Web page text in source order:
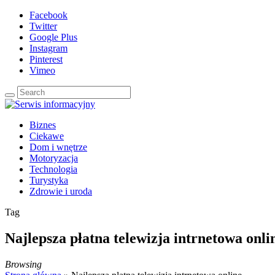
Facebook
Twitter
Google Plus
Instagram
Pinterest
Vimeo
Biznes
Ciekawe
Dom i wnętrze
Motoryzacja
Technologia
Turystyka
Zdrowie i uroda
Tag
Najlepsza płatna telewizja intrnetowa
Browsing